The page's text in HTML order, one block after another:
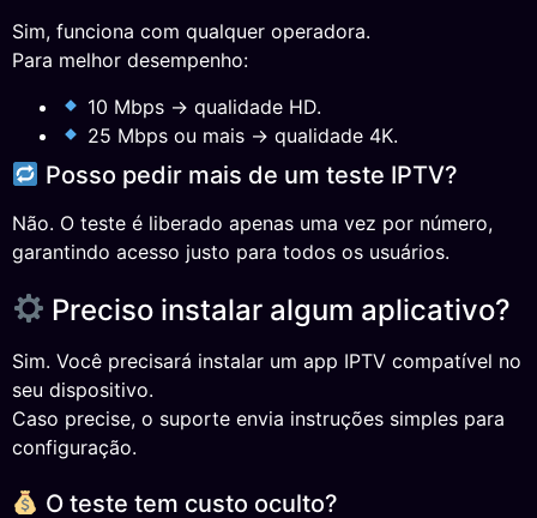
Sim, funciona com qualquer operadora.
Para melhor desempenho:
10 Mbps → qualidade HD.
25 Mbps ou mais → qualidade 4K.
Posso pedir mais de um teste IPTV?
Não. O teste é liberado apenas uma vez por número,
garantindo acesso justo para todos os usuários.
Preciso instalar algum aplicativo?
Sim. Você precisará instalar um app IPTV compatível no
seu dispositivo.
Caso precise, o suporte envia instruções simples para
configuração.
O teste tem custo oculto?